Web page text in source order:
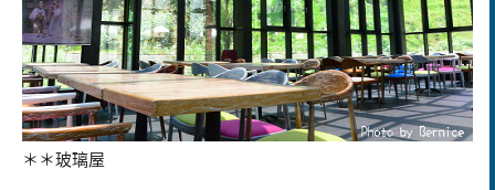
＊＊玻璃屋